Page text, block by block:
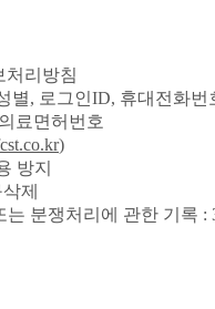
처리방침
별, 로그인ID, 휴대전화
료면허번호
)
방지
제
분쟁처리에 관한 기록